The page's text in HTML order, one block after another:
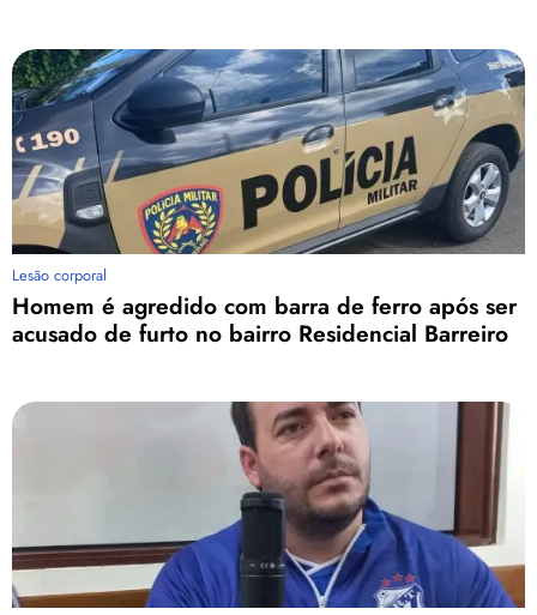
Lesão corporal
Homem é agredido com barra de ferro após ser
acusado de furto no bairro Residencial Barreiro